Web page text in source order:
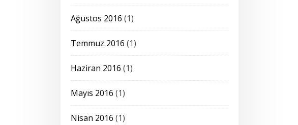
Ağustos 2016 (1)
Temmuz 2016 (1)
Haziran 2016 (1)
Mayıs 2016 (1)
Nisan 2016 (1)